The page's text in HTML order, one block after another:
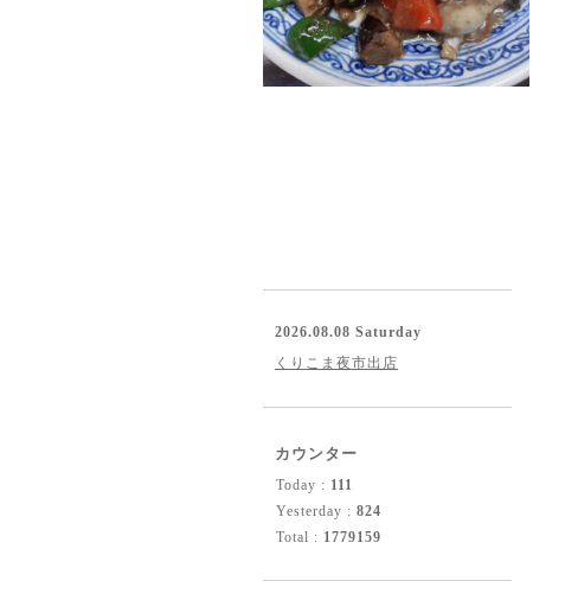
2026.08.08 Saturday
くりこま夜市出店
カウンター
Today : 111
Yesterday : 824
Total : 1779159